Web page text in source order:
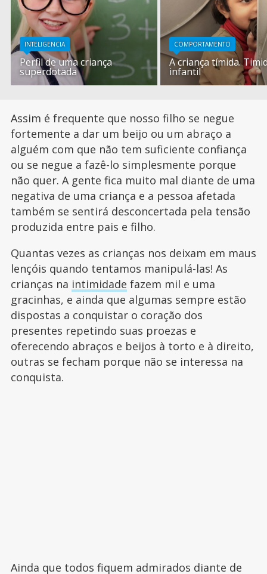
INTELIGENCIA
Perfil de uma criança
superdotada
COMPORTAMENTO
A criança tímida.
infantil
Assim é frequente que nosso filho se negue
fortemente a dar um beijo ou um abraço a
alguém com que não tem suficiente confiança
ou se negue a fazê-lo simplesmente porque
não quer. A gente fica muito mal diante de uma
negativa de uma criança e a pessoa afetada
também se sentirá desconcertada pela tensão
produzida entre pais e filho.
Quantas vezes as crianças nos deixam em maus
lençóis quando tentamos manipulá-las! As
crianças na intimidade fazem mil e uma
gracinhas, e ainda que algumas sempre estão
dispostas a conquistar o coração dos
presentes repetindo suas proezas e
oferecendo abraços e beijos à torto e à direito,
outras se fecham porque não se interessa na
conquista.
Ainda que todos fiquem admirados diante de